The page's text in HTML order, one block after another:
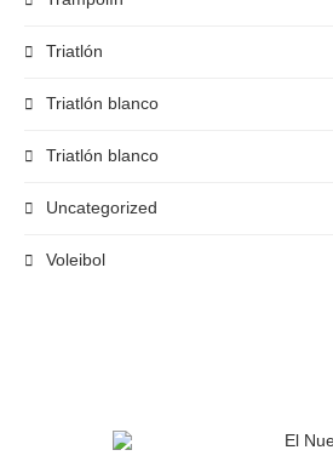
Triatlón
Triatlón blanco
Triatlón blanco
Uncategorized
Voleibol